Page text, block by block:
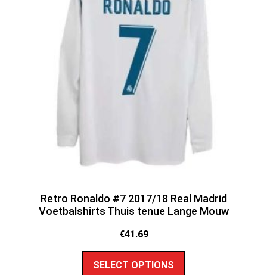
Retro Ronaldo #7 2017/18 Real Madrid
Voetbalshirts Thuis tenue Lange Mouw
€41.69
SELECT OPTIONS